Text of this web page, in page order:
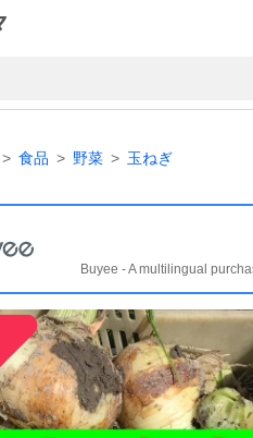
食品 野菜 玉ねぎ
Buyee - A multilingual